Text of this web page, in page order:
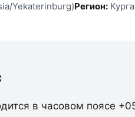
Yekaterinburg)Регион:
в часовом поясе